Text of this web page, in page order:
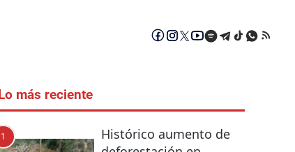
Lo más reciente
1
Histórico aumento de